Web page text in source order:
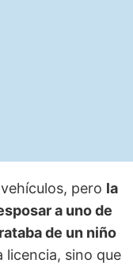
pero la
a uno de
de un niño
licencia, sino que